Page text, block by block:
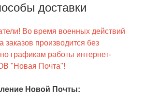
доставки
Во время военных действий
заказов производится без
графикам работы интернет-
"Новая Почта"!
Новой Почты: